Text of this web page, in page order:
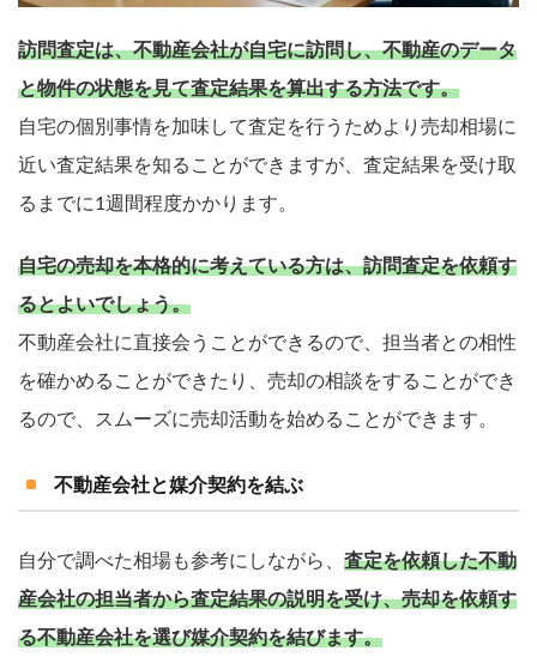
訪問査定は、不動産会社が自宅に訪問し、不動産のデータ
と物件の状態を見て査定結果を算出する方法です。
自宅の個別事情を加味して査定を行うためより売却相場に
近い査定結果を知ることができますが、査定結果を受け取
るまでに1週間程度かかります。
自宅の売却を本格的に考えている方は、訪問査定を依頼す
るとよいでしょう。
不動産会社に直接会うことができるので、担当者との相性
を確かめることができたり、売却の相談をすることができ
るので、スムーズに売却活動を始めることができます。
不動産会社と媒介契約を結ぶ
自分で調べた相場も参考にしながら、 査定を依頼した不動
産会社の担当者から査定結果の説明を受け、売却を依頼す
る不動産会社を選び媒介契約を結びます。